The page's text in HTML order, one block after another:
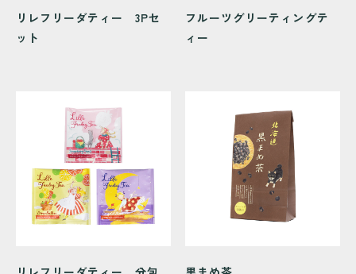
リレフリーダティー 3Pセ
ット
フルーツグリーティングテ
ィー